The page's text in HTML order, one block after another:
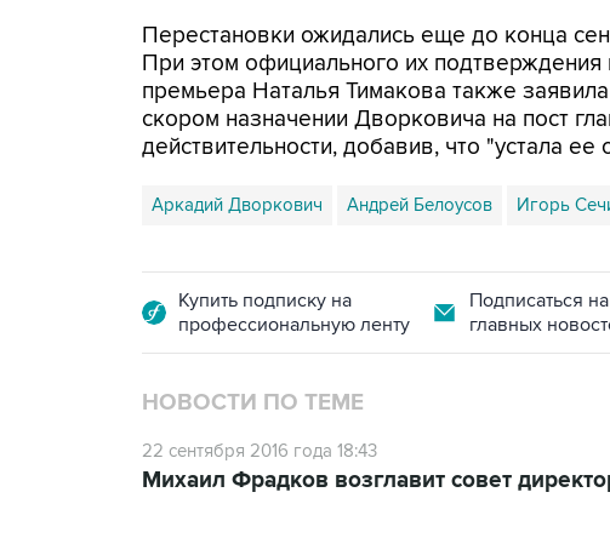
Перестановки ожидались еще до конца
При этом официального их подтверждения
премьера Наталья Тимакова также
скором назначении Дворковича на пост
действительности, добавив, что "устала ее
Аркадий Дворкович Андрей Белоусов Игорь
Купить подписку на
профессиональную ленту
Подписаться
главных
НОВОСТИ ПО ТЕМЕ
22 сентября 2016 года 18:43
Михаил Фрадков возглавит совет